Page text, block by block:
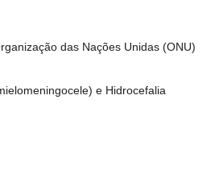
das Nações Unidas (ONU)
e Hidrocefalia